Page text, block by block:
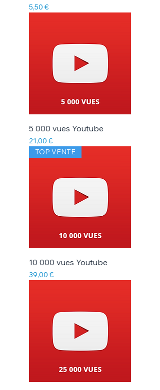
Prix
5,50 €
5 000 vues Youtube
Prix
21,00 €
TOP VENTE
10 000 vues Youtube
Prix
39,00 €